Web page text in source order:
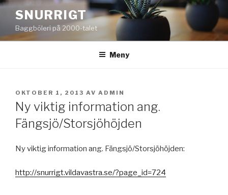
Hoppa
innehåll
SNURRIGT
Baggböleri på 2000-talet
Meny
PUBLICERAT
OKTOBER 1, 2013 AV ADMIN
Ny viktig information ang.
Fängsjö/Storsjöhöjden
Ny viktig information ang. Fängsjö/Storsjöhöjden:
http://snurrigt.vildavastra.se/?page_id=724